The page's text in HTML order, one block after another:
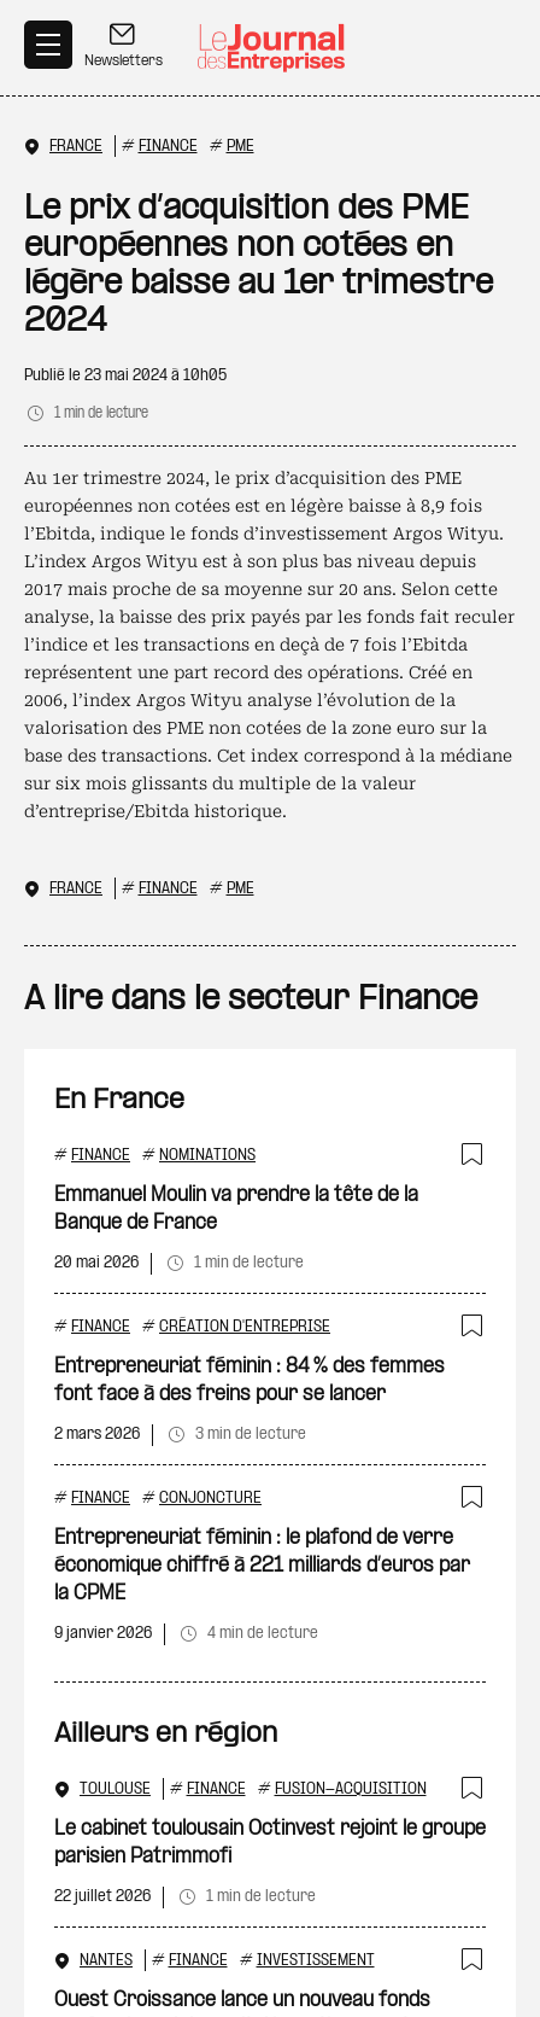
Newsletters
FRANCE # FINANCE # PME
Le prix d’acquisition des PME
européennes non cotées en
légère baisse au 1er trimestre
2024
Publié le 23 mai 2024 à 10h05
1 min de lecture
Au 1er trimestre 2024, le prix d’acquisition des PME
européennes non cotées est en légère baisse à 8,9 fois
l’Ebitda, indique le fonds d’investissement Argos Wityu.
L’index Argos Wityu est à son plus bas niveau depuis
2017 mais proche de sa moyenne sur 20 ans. Selon cette
analyse, la baisse des prix payés par les fonds fait reculer
l’indice et les transactions en deçà de 7 fois l’Ebitda
représentent une part record des opérations. Créé en
2006, l’index Argos Wityu analyse l’évolution de la
valorisation des PME non cotées de la zone euro sur la
base des transactions. Cet index correspond à la médiane
sur six mois glissants du multiple de la valeur
d’entreprise/Ebitda historique.
FRANCE # FINANCE # PME
A lire dans le secteur Finance
En France
# FINANCE # NOMINATIONS
Emmanuel Moulin va prendre la tête de la
Banque de France
20 mai 2026 1 min de lecture
# FINANCE # CRÉATION D'ENTREPRISE
Entrepreneuriat féminin : 84 % des femmes
font face à des freins pour se lancer
2 mars 2026 3 min de lecture
# FINANCE # CONJONCTURE
Entrepreneuriat féminin : le plafond de verre
économique chiffré à 221 milliards d’euros par
la CPME
9 janvier 2026 4 min de lecture
Ailleurs en région
TOULOUSE # FINANCE # FUSION-ACQUISITION
Le cabinet toulousain Octinvest rejoint le groupe
parisien Patrimmofi
22 juillet 2026 1 min de lecture
NANTES # FINANCE # INVESTISSEMENT
Ouest Croissance lance un nouveau fonds